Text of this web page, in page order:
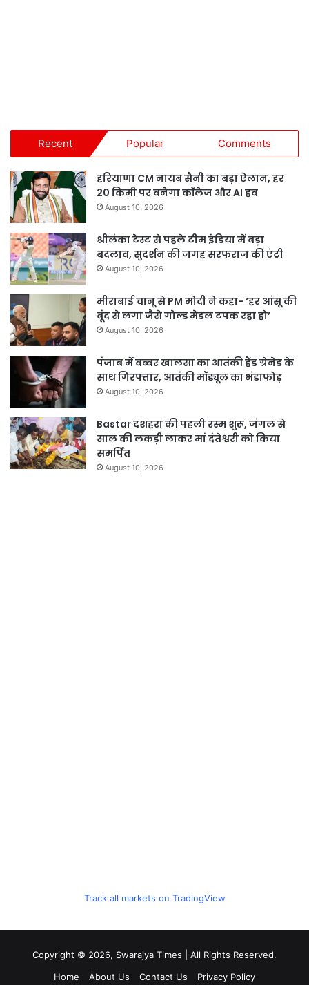
Recent Popular Comments
हरियाणा CM नायब सैनी का बड़ा ऐलान, हर
20 किमी पर बनेगा कॉलेज और AI हब
August 10, 2026
श्रीलंका टेस्ट से पहले टीम इंडिया में बड़ा
बदलाव, सुदर्शन की जगह सरफराज की एंट्री
August 10, 2026
मीराबाई चानू से PM मोदी ने कहा- ‘हर आंसू की
बूंद से लगा जैसे गोल्ड मेडल टपक रहा हो’
August 10, 2026
पंजाब में बब्बर खालसा का आतंकी हैंड ग्रेनेड के
साथ गिरफ्तार, आतंकी मॉड्यूल का भंडाफोड़
August 10, 2026
Bastar दशहरा की पहली रस्म शुरू, जंगल से
साल की लकड़ी लाकर मां दंतेश्वरी को किया
समर्पित
August 10, 2026
Track all markets on TradingView
Copyright © 2026, Swarajya Times | All Rights Reserved.
Home
About Us Contact Us Privacy Policy